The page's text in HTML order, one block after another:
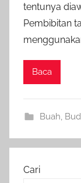
tentunya
Pembibitan
Baca
Buah
Cari